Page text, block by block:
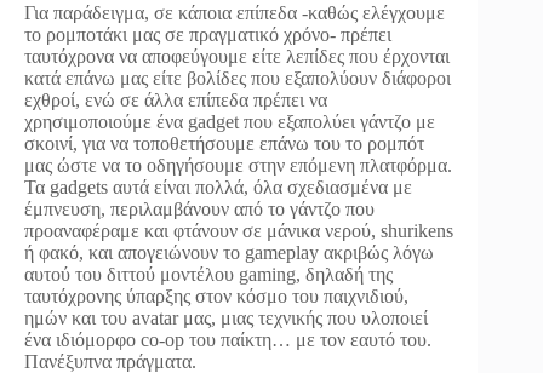
Για παράδειγμα, σε κάποια επίπεδα -καθώς ελέγχουμε
το ρομποτάκι μας σε πραγματικό χρόνο- πρέπει
ταυτόχρονα να αποφεύγουμε είτε λεπίδες που έρχονται
κατά επάνω μας είτε βολίδες που εξαπολύουν διάφοροι
εχθροί, ενώ σε άλλα επίπεδα πρέπει να
χρησιμοποιούμε ένα gadget που εξαπολύει γάντζο με
σκοινί, για να τοποθετήσουμε επάνω του το ρομπότ
μας ώστε να το οδηγήσουμε στην επόμενη πλατφόρμα.
Τα gadgets αυτά είναι πολλά, όλα σχεδιασμένα με
έμπνευση, περιλαμβάνουν από το γάντζο που
προαναφέραμε και φτάνουν σε μάνικα νερού, shurikens
ή φακό, και απογειώνουν το gameplay ακριβώς λόγω
αυτού του διττού μοντέλου gaming, δηλαδή της
ταυτόχρονης ύπαρξης στον κόσμο του παιχνιδιού,
ημών και του avatar μας, μιας τεχνικής που υλοποιεί
ένα ιδιόμορφο co-op του παίκτη… με τον εαυτό του.
Πανέξυπνα πράγματα.